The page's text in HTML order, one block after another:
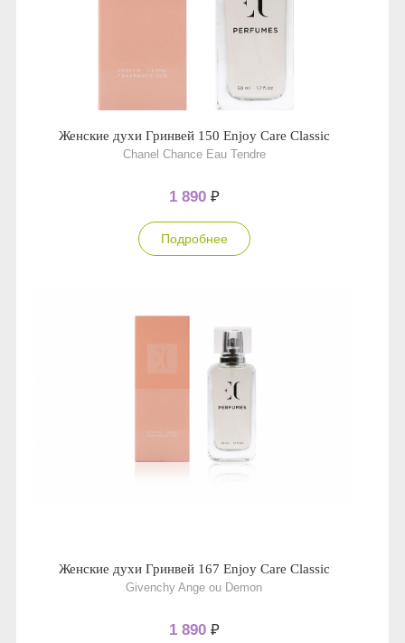
Женские духи Гринвей 150 Enjoy Care Classic
Chanel Chance Eau Tendre
1 890 ₽
Подробнее
Женские духи Гринвей 167 Enjoy Care Classic
Givenchy Ange ou Demon
1 890 ₽